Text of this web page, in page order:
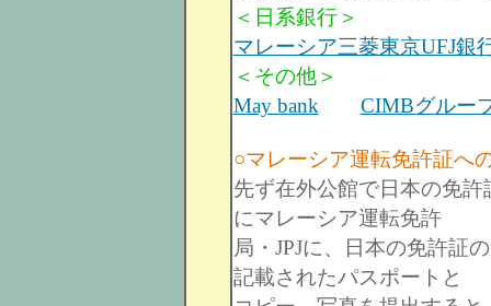
＜日系銀行＞
マレーシア三菱東京UFJ銀
＜その他＞
May bank
CIMBグルー
○マレーシア運転免許証へ
先ず在外公館で日本の免
にマレーシア運転免許
局・JPJに、日本の免許証
記載されたパスポートと